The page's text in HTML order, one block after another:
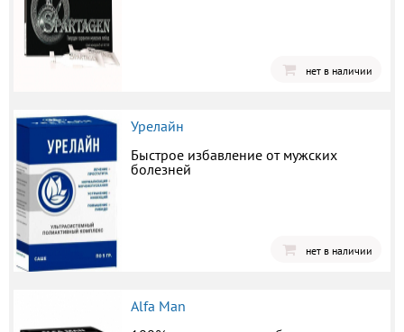
нет в наличии
Урелайн
Быстрое избавление от мужских
болезней
нет в наличии
Alfa Man